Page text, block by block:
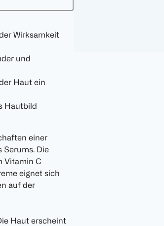
Wirksamkeit
und
Haut ein
Hautbild
einer
Serums. Die
Vitamin C
eignet sich
auf der
Haut erscheint